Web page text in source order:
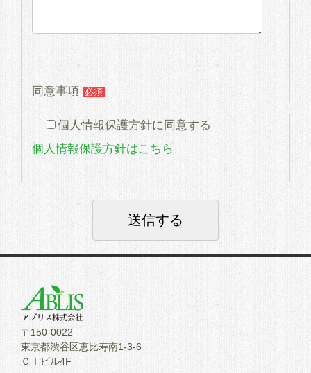
同意事項 必須
個人情報保護方針に同意する
個人情報保護方針はこちら
〒150-0022
東京都渋谷区恵比寿南1-3-6
ＣＩビル4F